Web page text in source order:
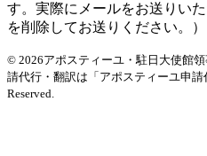
す。実際にメールをお送りい
を削除してお送りください。）
© 2026アポスティーユ・駐日大使館
請代行・翻訳は「アポスティーユ申請
Reserved.